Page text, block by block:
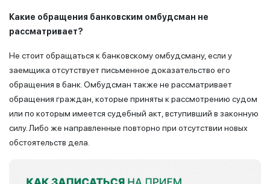
Какие обращения банковским омбудсман не
рассматривает?
Не стоит обращаться к банковскому омбудсману, если у
заемщика отсутствует письменное доказательство его
обращения в банк. Омбудсман также не рассматривает
обращения граждан, которые приняты к рассмотрению судом
или по которым имеется судебный акт, вступивший в законную
силу. Либо же направленные повторно при отсутствии новых
обстоятельств дела.